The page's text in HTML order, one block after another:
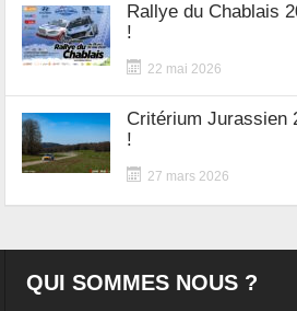
Rallye du Chablais
!
22 mai 2026
Critérium Jurassien
!
27 mars 2026
QUI SOMMES NOUS ?